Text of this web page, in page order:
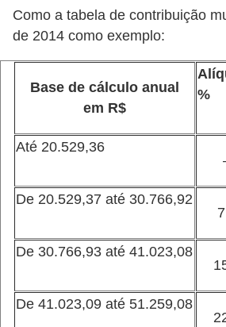
Como a tabela de contribuição
de 2014 como exemplo:
Base de cálculo anual
em R$
%
Até 20.529,36
De 20.529,37 até 30.766,92
De 30.766,93 até 41.023,08
De 41.023,09 até 51.259,08
o
g
r
a
a
s
e
e
o